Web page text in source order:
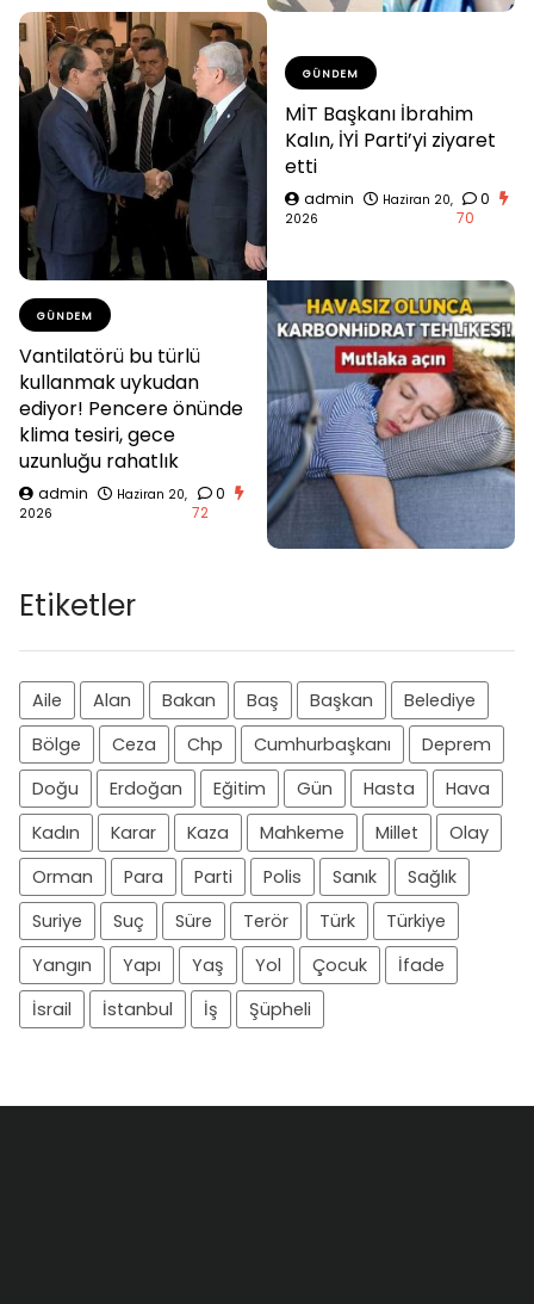
GÜNDEM
MİT Başkanı İbrahim
Kalın, İYİ Parti’yi ziyaret
etti
admin
Haziran 20,
2026
0
70
GÜNDEM
Vantilatörü bu türlü
kullanmak uykudan
ediyor! Pencere önünde
klima tesiri, gece
uzunluğu rahatlık
admin
Haziran 20,
2026
0
72
Etiketler
Aile Alan Bakan Baş Başkan
Belediye
Bölge
Ceza Chp Cumhurbaşkanı
Deprem
Doğu
Erdoğan Eğitim Gün Hasta
Hava
Kadın
Karar Kaza Mahkeme Millet
Olay
Orman
Para Parti Polis Sanık
Sağlık
Suriye
Suç Süre Terör Türk
Türkiye
Yangın
Yapı Yaş Yol Çocuk
İfade
İsrail
İstanbul İş Şüpheli